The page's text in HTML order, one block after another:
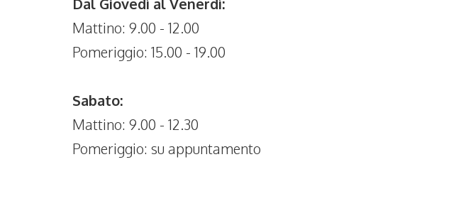
Mattino: 9.00 - 12.00
Pomeriggio: 15.00 - 19.00
Sabato:
Mattino: 9.00 - 12.30
Pomeriggio: su appuntamento